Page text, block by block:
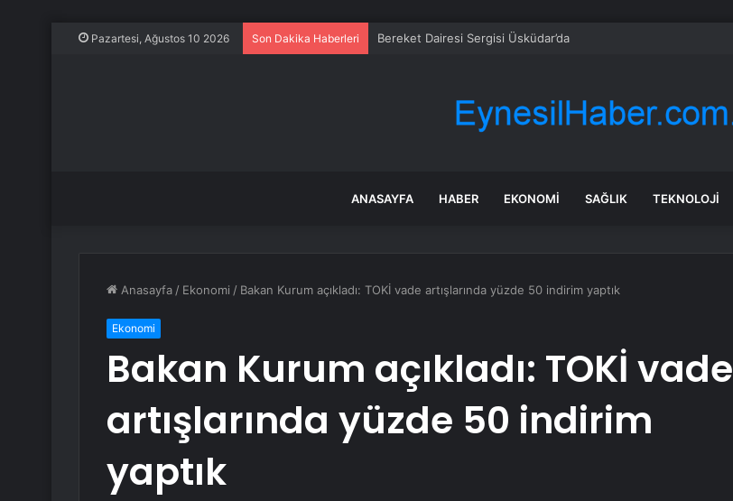
Pazartesi, Ağustos 10 2026 Son Dakika Haberleri Bereket Dairesi Sergisi Üsküdar’da
ANASAYFA HABER EKONOMI SAĞLIK TEKNOLOJI
Anasayfa / Ekonomi / Bakan Kurum açıkladı: TOKİ vade artışlarında yüzde 50 indirim yaptık
Ekonomi
Bakan Kurum açıkladı: TOKİ vade
artışlarında yüzde 50 indirim
yaptık